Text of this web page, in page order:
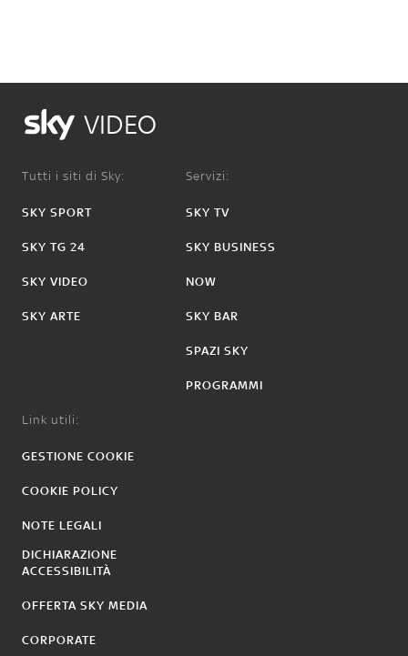
VIDEO
Tutti i siti di Sky:
SKY SPORT
SKY TG 24
SKY VIDEO
SKY ARTE
Servizi:
SKY TV
SKY BUSINESS
NOW
SKY BAR
SPAZI SKY
PROGRAMMI
Link utili:
GESTIONE COOKIE
COOKIE POLICY
NOTE LEGALI
DICHIARAZIONE
ACCESSIBILITÀ
OFFERTA SKY MEDIA
CORPORATE